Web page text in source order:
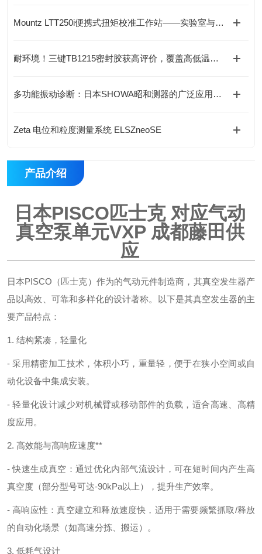
Mountz LTT250i便携式扭矩校准工作站——实验室与现场两用配置
耐环境！三键TB1215密封胶获高评价，覆盖高低温与耐油场景
多功能振动诊断：日本SHOWA昭和测器的广泛应用与高兼容性
Zeta 电位和粒度测量系统 ELSZneoSE
产品介绍
日本PISCO匹士克 对应气动
真空泵单元VXP成都藤田供
应
日本PISCO（匹士克）作为的气动元件制造商，其真空发生器产
品以高效、可靠和多样化的设计著称。以下是其真空发生器的主
要产品特点：
1. 结构紧凑，轻量化
- 采用精密加工技术，体积小巧，重量轻，便于在狭小空间或自
动化设备中集成安装。
- 轻量化设计减少对机械臂或移动部件的负载，适合高速、高精
度应用。
2. 高效能与高响应速度**
- 快速生成真空：通过优化内部气流设计，可在短时间内产生高
真空度（部分型号可达-90kPa以上），提升生产效率。
- 高响应性：真空建立和释放速度快，适用于需要频繁抓取/释放
的自动化场景（如高速分拣、搬运）。
3. 低耗气设计